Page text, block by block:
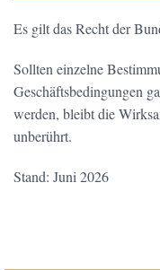
Es gilt das Recht der
Sollten einzelne
Geschäftsbedingungen
werden, bleibt die
unberührt.
Stand: Juni 2026